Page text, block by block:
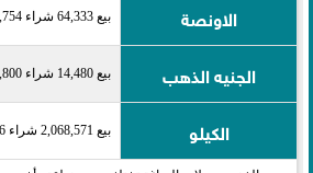
الاونصة بيع 64,333 شراء 65,754
الجنيه الذهب بيع 14,480 شراء 14,800
الكيلو بيع 2,068,571 شراء 2,114,286